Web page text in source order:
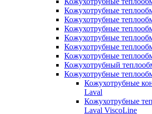
Кожухотрубные
Кожухотрубные
Кожухотрубные
Кожухотрубные
Кожухотрубные
Кожухотрубные
Кожухотрубный
Кожухотрубные
Кожухотрубные
Laval
Кожухотрубные
Laval ViscoLine